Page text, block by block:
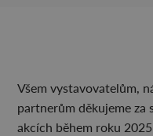
Všem vystavovatelům,
partnerům děkujeme za
akcích během roku